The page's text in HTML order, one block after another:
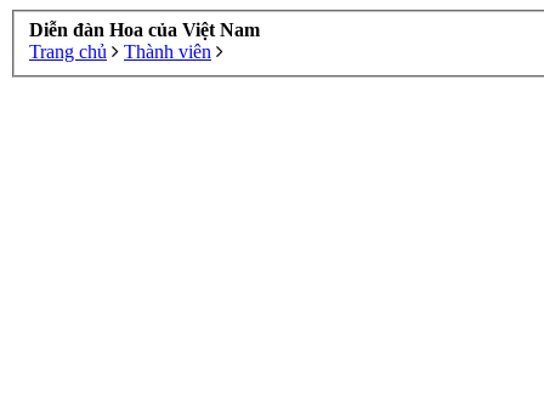
Diễn đàn Hoa của Việt Nam
Trang chủ
Thành viên